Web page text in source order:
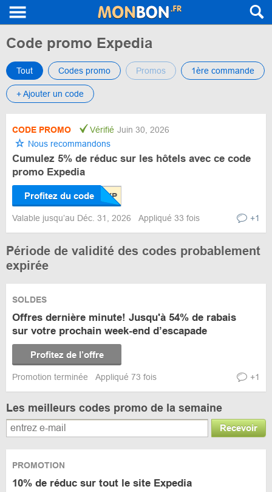
Code promo Expedia
Tout Codes promo Promos 1ère commande
+ Ajouter un code
CODE PROMO Vérifié Juin 30, 2026
Nous recommandons
Cumulez 5% de réduc sur les hôtels avec ce code
promo Expedia
Profitez du code
Valable jusqu’au Déc. 31, 2026 Appliqué 33 fois +1
Période de validité des codes probablement
expirée
SOLDES
Offres dernière minute! Jusqu'à 54% de rabais
sur votre prochain week-end d’escapade
Profitez de l’offre
Promotion terminée Appliqué 73 fois +1
Les meilleurs codes promo de la semaine
Recevoir
PROMOTION
10% de réduc sur tout le site Expedia